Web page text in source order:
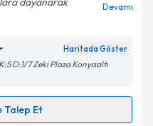
ilişkinAydınlatma
ediyorum.
Devamı
Haritada Göster
D:1/7 Zeki Plaza Konyaaltı
Talep Et